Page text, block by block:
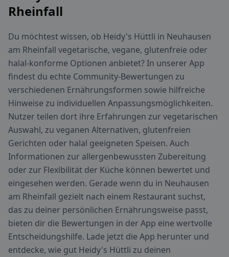
Rheinfall
Du möchtest wissen, ob Heidy's Hüttli in Neuhausen
am Rheinfall vegetarische, vegane, glutenfreie oder
halal-konforme Optionen anbietet? In unserer App
findest du echte Community-Bewertungen zu
verschiedenen Ernährungsformen sowie hilfreiche
Hinweise zu individuellen Anpassungsmöglichkeiten.
Nutzer teilen dort ihre Erfahrungen zur vegetarischen
Auswahl, zu veganen Alternativen, glutenfreien
Gerichten oder halal geeigneten Speisen. Auch
Informationen zur allergenbewussten Zubereitung
oder zur Flexibilität der Küche können bewertet und
eingesehen werden. Gerade wenn du in Neuhausen
am Rheinfall gezielt nach einem Restaurant suchst,
das zu deiner persönlichen Ernährungsweise passt,
bieten dir die Bewertungen in der App eine wertvolle
Entscheidungshilfe. Lade jetzt die App herunter und
entdecke, wie gut Heidy's Hüttli zu deinen